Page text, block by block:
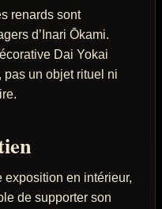
renards sont
d’Inari Ōkami.
Dai Yokai
un objet rituel ni
exposition en intérieur,
de supporter son